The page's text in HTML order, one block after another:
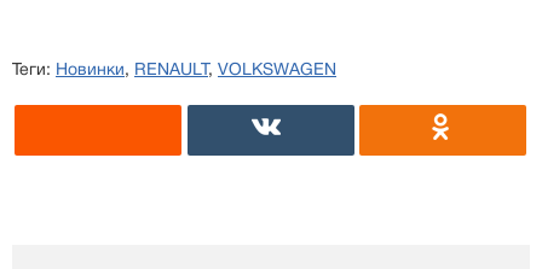
Теги: Новинки, RENAULT, VOLKSWAGEN